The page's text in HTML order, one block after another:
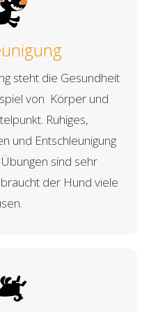
steht die Gesundheit
von Körper und
Ruhiges,
und Entschleunigung
sind sehr
der Hund viele